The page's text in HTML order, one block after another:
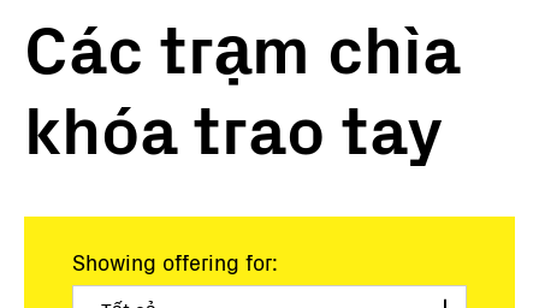
Các trạm chìa
khóa trao tay
Showing offering for: